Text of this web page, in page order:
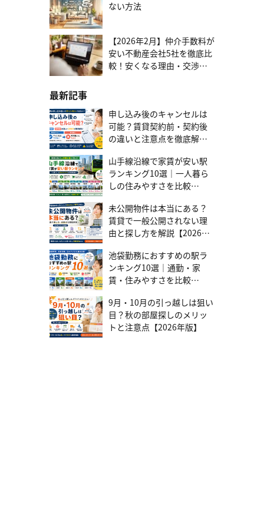
ームにお任せ 不動産売却は税金だけでなく、買主探しや契約手続き
など、さまざまな専門知識が必要です。もし売却しようと考えてい
るなら、不動産のプロであるテレルームがおすすめです。 テレルー
ムは、豊富な実績とノウハウを持っている不動産会社です。お客様
の状況や、所有する不動産に合わせた最適な売却プランを提案しま
す。また初めて売却する方の不安な気持ちに寄り添った対応をいた
します。 まずは話を聞いてみる 都市計画税の軽減措置 都市計画税に
も、税金の負担を軽くするための軽減措置があります。自治体によ
っては、独自の軽減措置を実施しているケースも少なくありませ
特例は、住宅が建っている土地の都市計画税が安くなる制度です。
住宅の敷地になっている土地（住宅用地）の評価額を計算するとき
に、課税標準額が減額されます。 住宅用地の面積課税標準額の減額
される割合200㎡以下の部分（小規模住宅用地）評価額の3分の1200
㎡を超える部分（一般住宅用地）評価額の3分の2 たとえば300㎡の
住宅用地に建物が建っている場合、200㎡以下の部分は課税標準額
の3分の1、200㎡を超える部分の課税標準額は3分の2になります。
特例が利用できる土地は、人が住むことのみを目的とした専用住宅
の敷地として使われている土地、あるいは併用住宅の敷地として使
われている土地です。 併用住宅とは、人が住む目的以外に店舗やオ
フィスなどとして利用されている建物です。 住宅用地の課税標準の
特例は、特に申請をしなくても自動的に適用されることがほとんど
ですが、念のため納税通知書や市区町村のウェブサイトで確認して
みましょう。 例1【東京23区】耐震化のために建て替え・改修した
住宅の減免措置 東京23区内には、耐震化のために建て替え・改修を
した住宅に対して都市計画税の減免措置があります。減免される都
市計画税の金額と期間は、次の表の通りです。 耐震化の内容減免さ
れる都市計画税期間建て替え新築した住宅に課税される都市計画税
の全額新たに都市計画税が課税される年度から3年間改修住宅1戸あ
たり120㎡までの床面積相当分を全額改修を行った翌年度1年間 減免
措置の要件は、建て替え・改修した住宅の居住部分の割合が2分の1
以上であることや東京23区内に建物があることなどです。 どちらの
ない方法
【2026年2月】仲介手数料が
安い不動産会社5社を徹底比
較！安くなる理由・交渉す
最新記事
申し込み後のキャンセルは
可能？賃貸契約前・契約後
の違いと注意点を徹底解説
山手線沿線で家賃が安い駅
ランキング10選｜一人暮ら
しの住みやすさを比較
未公開物件は本当にある？
賃貸で一般公開されない理
由と探し方を解説【2026年
池袋勤務におすすめの駅ラ
ンキング10選｜通勤・家
賃・住みやすさを比較
9月・10月の引っ越しは狙い
目？秋の部屋探しのメリッ
トと注意点【2026年版】